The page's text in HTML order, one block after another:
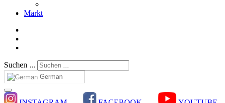
Markt
Suchen ...
German